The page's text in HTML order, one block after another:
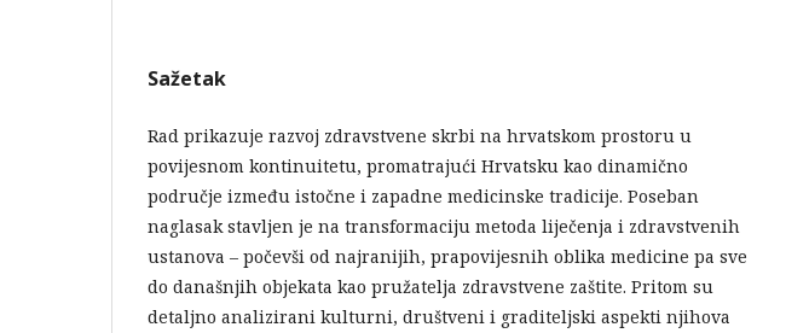
Sažetak
Rad prikazuje razvoj zdravstvene skrbi na hrvatskom prostoru u
povijesnom kontinuitetu, promatrajući Hrvatsku kao dinamično
područje između istočne i zapadne medicinske tradicije. Poseban
naglasak stavljen je na transformaciju metoda liječenja i zdravstvenih
ustanova – počevši od najranijih, prapovijesnih oblika medicine pa sve
do današnjih objekata kao pružatelja zdravstvene zaštite. Pritom su
detaljno analizirani kulturni, društveni i graditeljski aspekti njihova